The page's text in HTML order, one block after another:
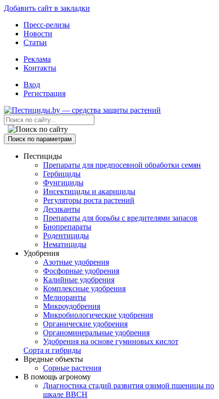
Добавить сайт в закладки
Пресс-релизы
Новости
Статьи
Реклама
Контакты
Вход
Регистрация
Поиск по параметрам
Пестициды
Препараты для предпосевной обработки семян
Гербициды
Фунгициды
Инсектициды и акарициды
Регуляторы роста растений
Десиканты
Препараты для борьбы с вредителями запасов
Биопрепараты
Родентициды
Нематициды
Удобрения
Азотные удобрения
Фосфорные удобрения
Калийные удобрения
Комплексные удобрения
Мелиоранты
Микроудобрения
Микробиологические удобрения
Органические удобрения
Органоминеральные удобрения
Удобрения на основе гуминовых кислот
Сорта и гибриды
Вредные объекты
Сорные растения
В помощь агроному
Диагностика стадий развития озимой пшеницы по
шкале ВВСН